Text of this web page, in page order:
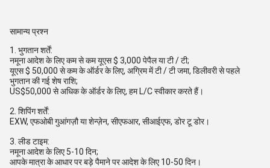
सामान्य प्रश्न
1. भुगतान शर्तें:
नमूना आदेश के लिए कम से कम यूएस $ 3,000 पेपैल या टी / टी;
यूएस $ 50,000 से कम के ऑर्डर के लिए, अग्रिम में टी / टी जमा, डिलीवरी से पहले
भुगतान की गई शेष राशि;
US$50,000 से अधिक के ऑर्डर के लिए, हम L/C स्वीकार करते हैं।
2. शिपिंग शर्तें:
EXW, एफओबी गुआंगज़ौ या शेन्ज़ेन, सीएफआर, सीआईएफ, डोर टू डोर।
3. लीड टाइम:
नमूना आदेश के लिए 5-10 दिन;
आपके मात्रा के आधार पर बड़े पैमाने पर आदेश के लिए 10-50 दिन।